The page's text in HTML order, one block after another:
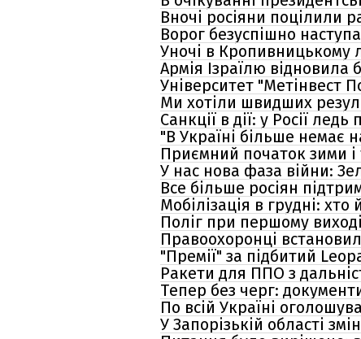
Вночі росіяни поцілили
Ворог безуспішно
Уночі в Кропивницькому
Армія Ізраїлю відновила
Університет "Метінвест
Ми хотіли швидших
Санкції в дії: у Росії
"В Україні більше немає
Приємний початок зими і
У нас нова фаза війни:
Все більше росіян
Мобілізація в грудні:
Поліг при першому
Правоохоронці
"Премії" за підбитий
Ракети для ППО з
Тепер без черг:
По всій Україні
У Запорізькій області